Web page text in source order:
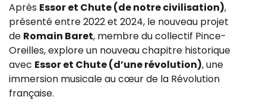
Après Essor et Chute (de notre civilisation),
présenté entre 2022 et 2024, le nouveau projet
de Romain Baret, membre du collectif Pince-
Oreilles, explore un nouveau chapitre historique
avec Essor et Chute (d’une révolution), une
immersion musicale au cœur de la Révolution
française.